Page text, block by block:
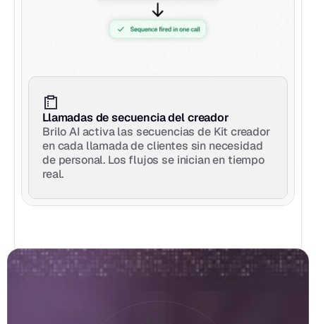
Llamadas de secuencia del creador
Brilo AI activa las secuencias de Kit creador
en cada llamada de clientes sin necesidad
de personal. Los flujos se inician en tiempo
real.